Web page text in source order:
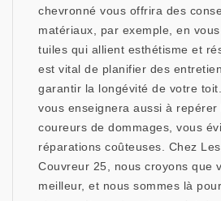
chevronné vous offrira des
matériaux, par exemple, en
tuiles qui allient esthétisme et
est vital de planifier des
garantir la longévité de votre
vous enseignera aussi à repérer
coureurs de dommages, vous
réparations coûteuses. Chez
Couvreur 25, nous croyons que
meilleur, et nous sommes là